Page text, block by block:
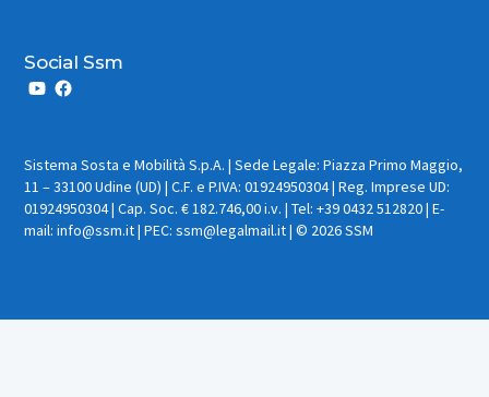
Social Ssm
Sistema Sosta e Mobilità S.p.A. | Sede Legale: Piazza Primo Maggio,
11 – 33100 Udine (UD) | C.F. e P.IVA: 01924950304 | Reg. Imprese UD:
01924950304 | Cap. Soc. € 182.746,00 i.v. | Tel: +39 0432 512820 | E-
mail: info@ssm.it | PEC: ssm@legalmail.it | © 2026 SSM